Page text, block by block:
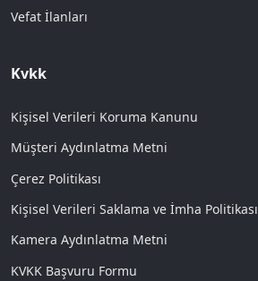
Vefat İlanları
Kvkk
Kişisel Verileri Koruma Kanunu
Müşteri Aydınlatma Metni
Çerez Politikası
Kişisel Verileri Saklama ve İmha Politikası
Kamera Aydınlatma Metni
KVKK Başvuru Formu